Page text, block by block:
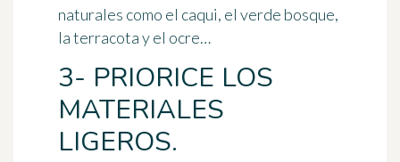
naturales como el caqui, el verde bosque,
la terracota y el ocre…
3- PRIORICE LOS
MATERIALES
LIGEROS.